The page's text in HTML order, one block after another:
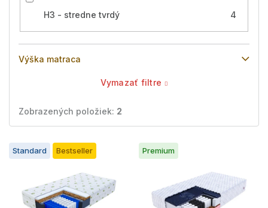
H3 - stredne tvrdý 4
Výška matraca
Vymazať filtre
Zobrazených položiek: 2
V
ýStandard Bestseller Premium